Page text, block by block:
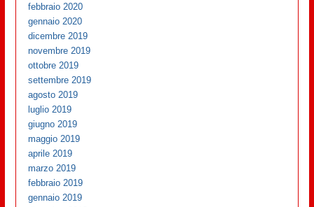
febbraio 2020
gennaio 2020
dicembre 2019
novembre 2019
ottobre 2019
settembre 2019
agosto 2019
luglio 2019
giugno 2019
maggio 2019
aprile 2019
marzo 2019
febbraio 2019
gennaio 2019